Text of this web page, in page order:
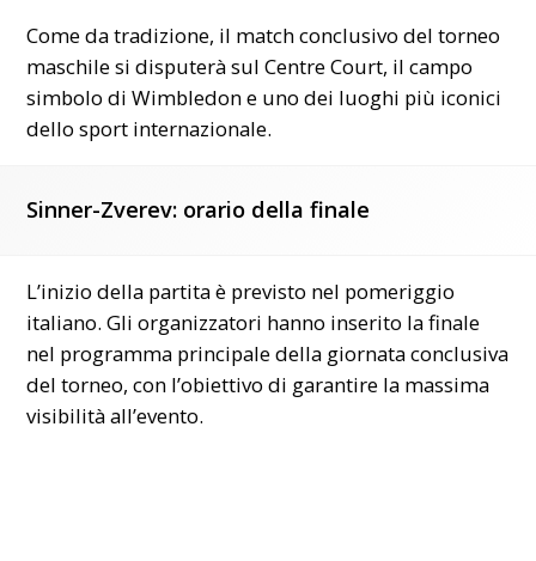
Come da tradizione, il match conclusivo del torneo
maschile si disputerà sul Centre Court, il campo
simbolo di Wimbledon e uno dei luoghi più iconici
dello sport internazionale.
Sinner-Zverev: orario della finale
L’inizio della partita è previsto nel pomeriggio
italiano. Gli organizzatori hanno inserito la finale
nel programma principale della giornata conclusiva
del torneo, con l’obiettivo di garantire la massima
visibilità all’evento.